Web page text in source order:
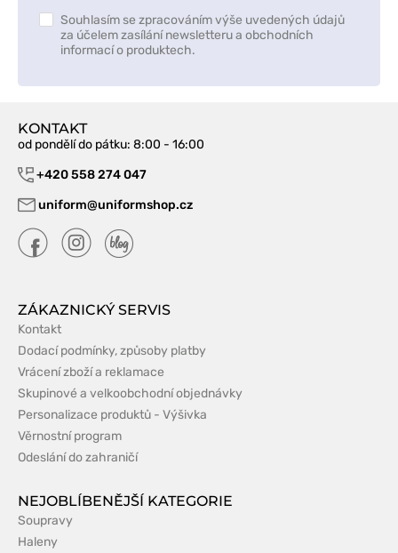
Souhlasím se zpracováním výše uvedených údajů
za účelem zasílání newsletteru a obchodních
informací o produktech.
KONTAKT
od pondělí do pátku: 8:00 - 16:00
+420 558 274 047
uniform@uniformshop.cz
ZÁKAZNICKÝ SERVIS
Kontakt
Dodací podmínky, způsoby platby
Vrácení zboží a reklamace
Skupinové a velkoobchodní objednávky
Personalizace produktů - Výšivka
Věrnostní program
Odeslání do zahraničí
NEJOBLÍBENĚJŠÍ KATEGORIE
Soupravy
Haleny